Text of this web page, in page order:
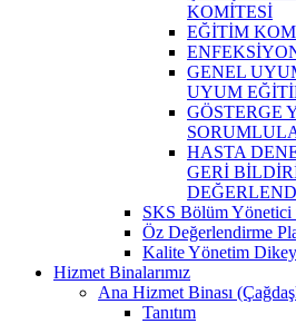
KOMİTESİ
EĞİTİM
GENEL
UYUM
GÖSTERGE
HASTA
GERİ
SKS Bölüm Yönetici
Öz Değerlendirme
Kalite Yönetim
Hizmet Binalarımız
Ana Hizmet Binası
Tanıtım